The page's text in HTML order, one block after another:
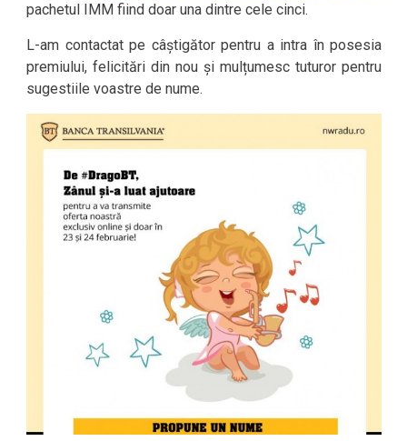
pachetul IMM fiind doar una dintre cele cinci.
L-am contactat pe câștigător pentru a intra în posesia
premiului, felicitări din nou și mulțumesc tuturor pentru
sugestiile voastre de nume.